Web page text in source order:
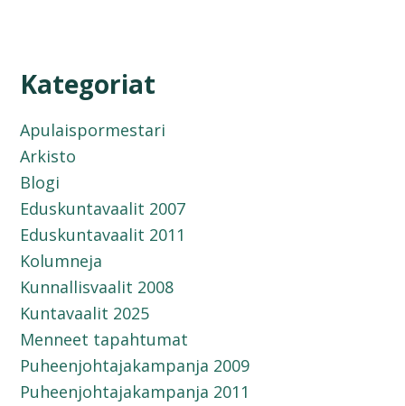
Kategoriat
Apulaispormestari
Arkisto
Blogi
Eduskuntavaalit 2007
Eduskuntavaalit 2011
Kolumneja
Kunnallisvaalit 2008
Kuntavaalit 2025
Menneet tapahtumat
Puheenjohtajakampanja 2009
Puheenjohtajakampanja 2011